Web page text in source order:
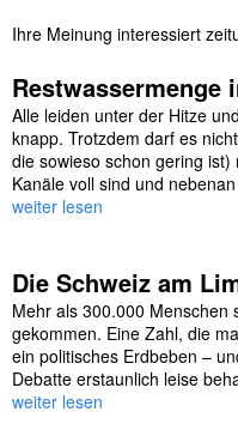
Ihre Meinung interessiert
Restwassermenge
Alle leiden unter der Hitze
knapp. Trotzdem darf es
die sowieso schon gering
Kanäle voll sind und
weiter lesen
Die Schweiz am
Mehr als 300.000 Menschen
gekommen. Eine Zahl, die
ein politisches Erdbeben –
Debatte erstaunlich leise
weiter lesen